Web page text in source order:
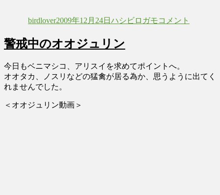
者
birdlover日:
2009年12月24日ゴ
ー
ハシビロガモビ
の
朝
コメント
警戒中のオオジュリン
今日もベニマシコ、アリスイを求めてポイントへ。
オオタカ、ノスリなどの猛禽が居る為か、思うように出てく
れませんでした。
＜オオジュリン動画＞